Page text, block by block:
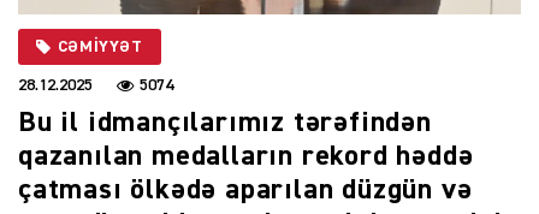
CƏMIYYƏT
28.12.2025 5074
Bu il idmançılarımız tərəfindən
qazanılan medalların rekord həddə
çatması ölkədə aparılan düzgün və